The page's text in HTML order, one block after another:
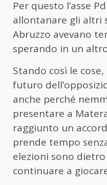
Per questo l’asse
allontanare gli altri
Abruzzo avevano
sperando in un
Stando così le
futuro
anche perché
presentare a
raggiunto un
prende tempo
elezioni sono dietro
continuare a